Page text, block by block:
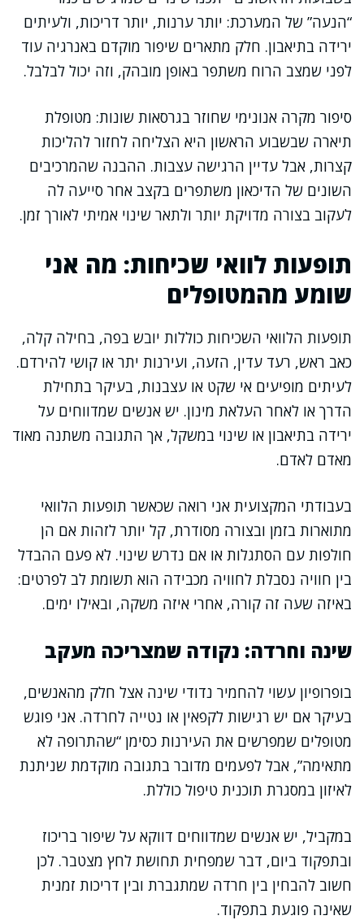
“הנעה” של המערכת: יותר ערנות, יותר דריכות, ולעיתים
ירידה בתיאבון. חלק מתארים שיפור מוקדם באנרגיה עוד
לפני שמצב הרוח משתפר באופן מובהק, וזה יכול לבלבל.
סיפור מקרה אנונימי שחוזר בגרסאות שונות: מטופלת
תיארה שבשבוע הראשון היא הצליחה לחזור להליכות
קצרות, אבל עדיין הרגישה עצבות. ההבנה שהמרכיבים
השונים של הדיכאון משתפרים בקצב אחר סייעה לה
לעקוב בצורה מדויקת יותר ולתאר שינוי אמיתי לאורך זמן.
תופעות לוואי שכיחות: מה אני
שומע מהמטופלים
תופעות הלוואי השכיחות כוללות יובש בפה, בחילה קלה,
כאב ראש, רעד עדין, הזעה, ועירנות יתר או קושי להירדם.
לעיתים מופיעים אי שקט או עצבנות, בעיקר בתחילת
הדרך או לאחר העלאת מינון. יש אנשים שמדווחים על
ירידה בתיאבון או שינוי במשקל, אך התגובה משתנה מאוד
מאדם לאדם.
בעבודתי המקצועית אני רואה שכאשר תופעות הלוואי
מתוארות בזמן ובצורה מסודרת, קל יותר לזהות אם הן
חולפות עם הסתגלות או אם נדרש שינוי. לא פעם ההבדל
בין חוויה נסבלת לחוויה מכבידה הוא תשומת לב לפרטים:
באיזה שעה זה קורה, אחרי איזה משקה, ובאילו ימים.
שינה וחרדה: נקודה שמצריכה מעקב
בופרופיון עשוי להחמיר נדודי שינה אצל חלק מהאנשים,
בעיקר אם יש רגישות לקפאין או נטייה לחרדה. אני פוגש
מטופלים שמפרשים את העירנות כסימן “שהתרופה לא
מתאימה”, אבל לפעמים מדובר בתגובה מוקדמת שניתנת
לאיזון במסגרת תוכנית טיפול כוללת.
במקביל, יש אנשים שמדווחים דווקא על שיפור בריכוז
ובתפקוד ביום, דבר שמפחית תחושת לחץ מצטבר. לכן
חשוב להבחין בין חרדה שמתגברת ובין דריכות זמנית
שאינה פוגעת בתפקוד.